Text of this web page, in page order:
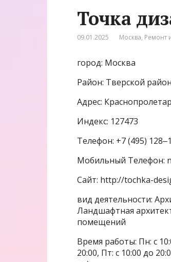
Точка
09.01.2025 Москва, Ремонт
город: Москва
Район: Тверской район
Адрес:
Индекс: 127473
Телефон: +7 (495)
Мобильный Телефон:
Сайт: http://tochka-
вид деятельности:
Ландшафтная
помещений
Время работы: Пн: с
20:00, Пт: с 10:00 до